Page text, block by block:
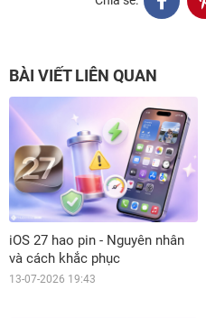
BÀI VIẾT LIÊN QUAN
iOS 27 hao pin - Nguyên nhân
và cách khắc phục
13-07-2026 19:43